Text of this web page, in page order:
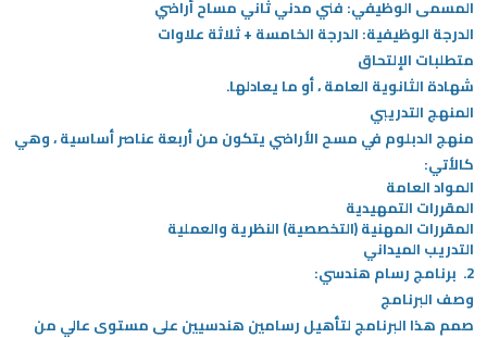
المسمى الوظيفي: فني مدني ثاني مساح أراضي
الدرجة الوظيفية: الدرجة الخامسة + ثلاثة علاوات
متطلبات الإلتحاق
شهادة الثانوية العامة ، أو ما يعادلها.
المنهج التدريبي
منهج الدبلوم في مسح الأراضي يتكون من أربعة عناصر أساسية ، وهي
كالأتي:
المواد العامة
المقررات التمهيدية
المقررات المهنية (التخصصية) النظرية والعملية
التدريب الميداني
2. برنامج رسام هندسي:
وصف البرنامج
صمم هذا البرنامج لتأهيل رسامين هندسيين على مستوى عالي من